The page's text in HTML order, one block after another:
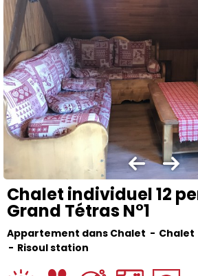
Chalet individuel 12
Grand Tétras N°1
Appartement dans Chalet Chalet
Risoul station